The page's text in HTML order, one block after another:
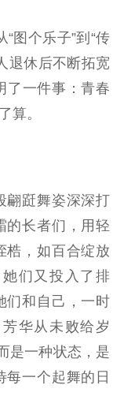
图个乐子”到“传
退休后不断拓宽
了一件事：青春
算。
跹舞姿深深打
的长者们，用轻
梏，如百合绽放
们又投入了排
们和自己，一时
华从未败给岁
是一种状态，是
每一个起舞的日